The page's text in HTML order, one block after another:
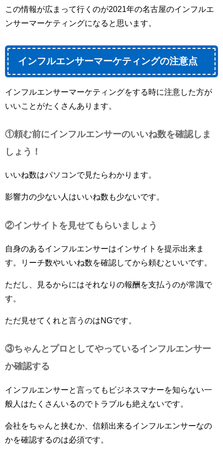
この情報が広まって行くのが2021年の名古屋のインフルエ
ンサーマーケティングになると思います。
インフルエンサーマーケティングの注意点
インフルエンサーマーケティングをする時に注意した方が
いいことがたくさんあります。
①頼む前にインフルエンサーのいいね数を確認しま
しょう！
いいね数はパソコンで見たらわかります。
影響力の少ない人はいいね数も少ないです。
②インサイトを見せてもらいましょう
自身のあるインフルエンサーはインサイトを提示出来ま
す。リーチ数やいいね数を確認してから頼むといいです。
ただし、見るからにはそれなりの報酬を支払うのが常識で
す。
ただ見せてくれと言うのはNGです。
③ちゃんとプロとしてやっているインフルエンサー
か確認する
インフルエンサーと言ってもビジネスマナーを知らない一
般人はたくさんいるのでトラブルも絶えないです。
会社をちゃんと挟むか、信頼出来るインフルエンサーなの
かを確認するのは必須です。